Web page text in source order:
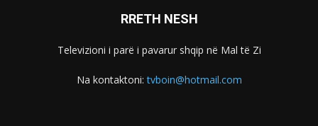
RRETH NESH
Televizioni i parë i pavarur shqip në Mal të Zi
Na kontaktoni:tvboin@hotmail.com